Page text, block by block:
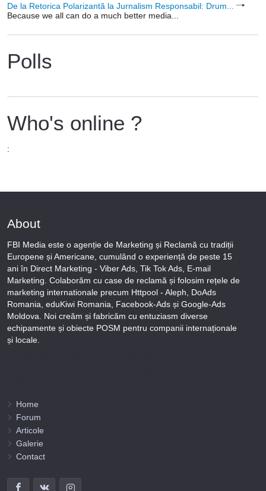
De la Retorica Polarizantă la Jurnalism Responsabil: Drum...
Because we all can do a much better media...
Polls
Who's online ?
:
About
FBI Media este o agenție de Marketing și Reclamă cu tradiții
Europene și Americane, cumulând o experiență de peste 15
ani în Direct Marketing - Viber Ads, Tik Tok Ads, E-mail
Marketing. Colaborăm cu case de reclamă și folosim rețele de
marketing internationale precum Httpool - Aleph, DoAds
Romania, eduKiwi Romania, Facebook-Ads și Google-Ads
Moldova. Noi creăm și fabricăm cu entuziasm diverse
echipamente și obiecte POSM pentru companii internaționale
și locale.
Home
Forum
Articole
Galerie
Contact